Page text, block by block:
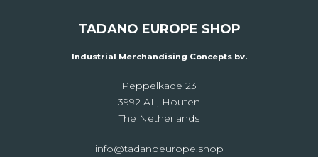
TADANO EUROPE SHOP
Industrial Merchandising Concepts bv.
Peppelkade 23
3992 AL, Houten
The Netherlands
info@tadanoeurope.shop